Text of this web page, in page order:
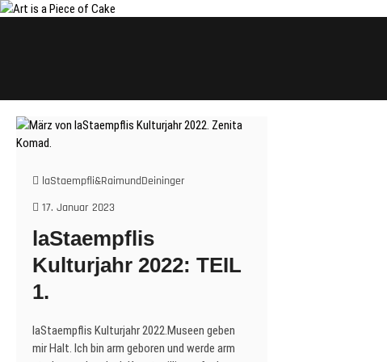
Skip
laStaempfli&RaimundDeininger
17. Januar 2023
laStaempflis
Kulturjahr 2022: TEIL
1.
laStaempflis Kulturjahr 2022.Museen geben
mir Halt. Ich bin arm geboren und werde arm